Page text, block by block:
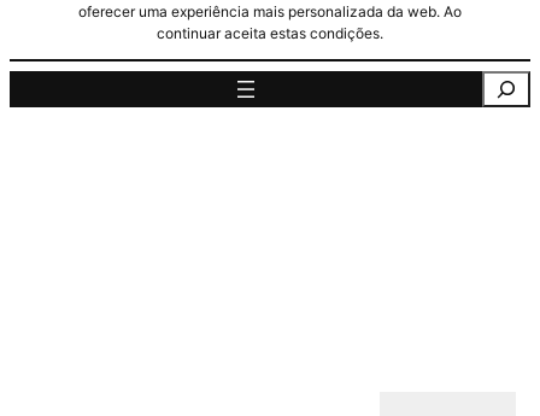
oferecer uma experiência mais personalizada da web. Ao
continuar aceita estas condições.